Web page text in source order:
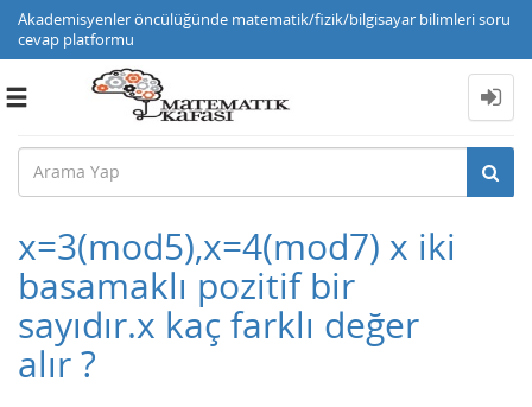
Akademisyenler öncülüğünde matematik/fizik/bilgisayar bilimleri soru
cevap platformu
Toggle
x=3(mod5),x=4(mod7) x iki
basamaklı pozitif bir
sayıdır.x kaç farklı değer
alır ?